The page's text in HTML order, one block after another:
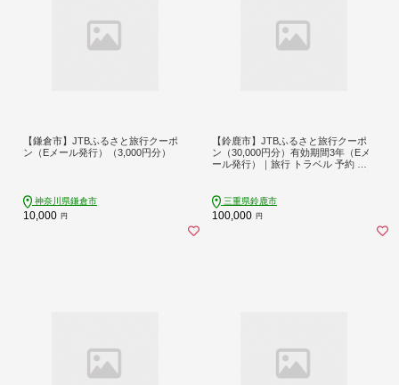
【鎌倉市】JTBふるさと旅行クーポ
ン（Eメール発行）（3,000円分）
神奈川県鎌倉市
10,000 円
【鈴鹿市】JTBふるさと旅行クーポ
ン（30,000円分）有効期間3年（Eメ
ール発行）｜旅行 トラベル 予約 国
子供 子連れ カップル 家族 人気 おす
すめ 旅行クーポン 店頭 オンライン
ネット予約 電話 有効期間3年
三重県鈴鹿市
100,000 円